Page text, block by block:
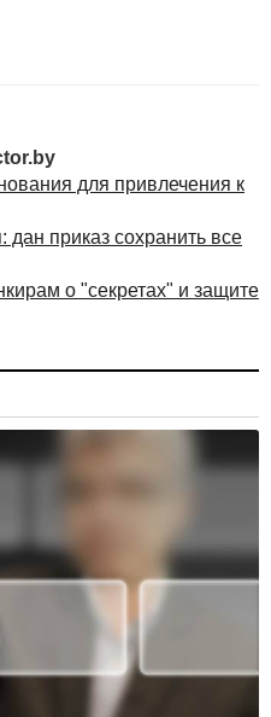
для привлечения к
приказ сохранить все
о "секретах" и защите